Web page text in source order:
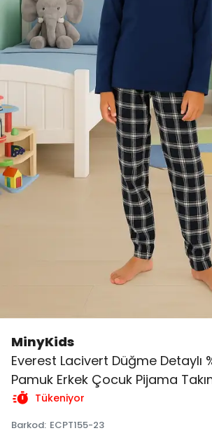
MinyKids
Everest Lacivert Düğme Detaylı
Pamuk Erkek Çocuk Pijama
Tükeniyor
Barkod: ECPT155-23